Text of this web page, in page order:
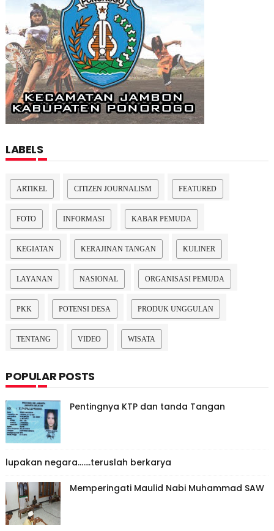
LABELS
ARTIKEL CITIZEN JOURNALISM FEATURED
FOTO INFORMASI KABAR PEMUDA
KEGIATAN KERAJINAN TANGAN KULINER
LAYANAN NASIONAL ORGANISASI PEMUDA
PKK POTENSI DESA PRODUK UNGGULAN
TENTANG VIDEO WISATA
POPULAR POSTS
Pentingnya KTP dan tanda Tangan
lupakan negara.......teruslah berkarya
Memperingati Maulid Nabi Muhammad SAW